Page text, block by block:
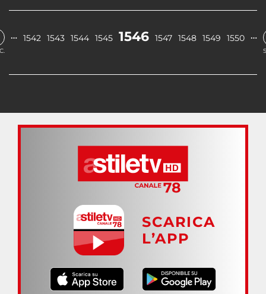
… 1542 1543 1544 1545 1546 1547 1548 1549 1550 …
SCARICA
L’APP